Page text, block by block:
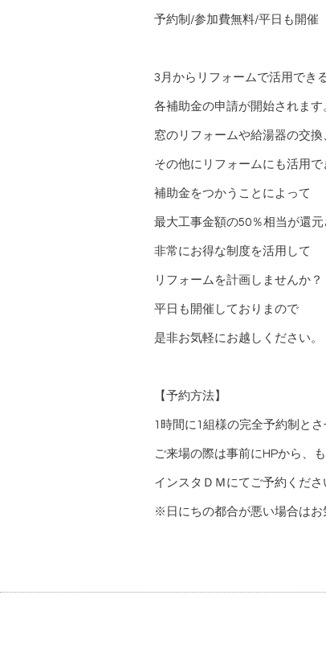
予約制 /参加費無料/平日も開催
3 月からリフォームで活用でき
各補助金の申請が開始されます
窓のリフォームや給湯器の交換
その他にリフォームにも活用で
補助金をつかうことによって
最大工事金額の50 ％相当が還元
非常にお得な制度を活用して
リフォームを計画しませんか？
平日も開催しておりまので
是非お気軽にお越しください。
【予約方法】
1 時間に1 組様の完全予約制とさ
ご来場の際は事前に HPから、
インスタＤＭにてご予約くださ
※日にちの都合が悪い場合はお